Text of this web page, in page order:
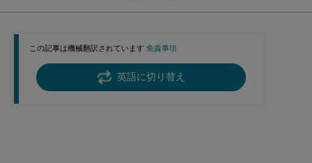
この記事は機械翻訳されています.免責事項
英語に切り替え